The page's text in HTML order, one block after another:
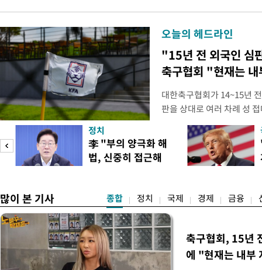
오늘의 헤드라인
"15년 전 외국인 심
축구협회 "현재는
대한축구협회가 14~15년
판을 상대로 여러 차례 성
구계에 따르면 국회의 한
년 국제심판 10여 명에게
축구협회는 외국인 심판과
수십만원에서 많게는 100
정치
李 "부의 양극화 해
법, 신중히 접근해
많이 본 기사 종합 정치 국제 경제 금융
축구협회, 15년
에 "현재는 내부